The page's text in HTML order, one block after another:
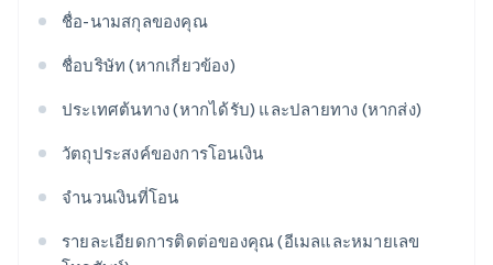
ชื่อ-นามสกุลของคุณ
ชื่อบริษัท (หากเกี่ยวข้อง)
ประเทศต้นทาง (หากได้รับ) และปลายทาง (หากส่ง)
วัตถุประสงค์ของการโอนเงิน
จํานวนเงินที่โอน
รายละเอียดการติดต่อของคุณ (อีเมลและหมายเลข